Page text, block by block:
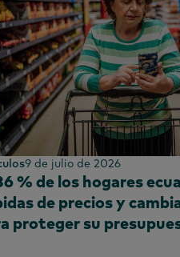
9 de julio de 2026
% de los hogares
de precios y
proteger su